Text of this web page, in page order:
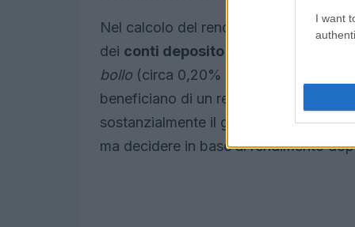
I want
Nel calcolo del rendimento finale è
dei conti deposito
bollo (circa 0,20% sul capitale),
beneficiano di un regime agevolato al
sostanzialmente il guadagno netto,
ma decidere in base al rendimento